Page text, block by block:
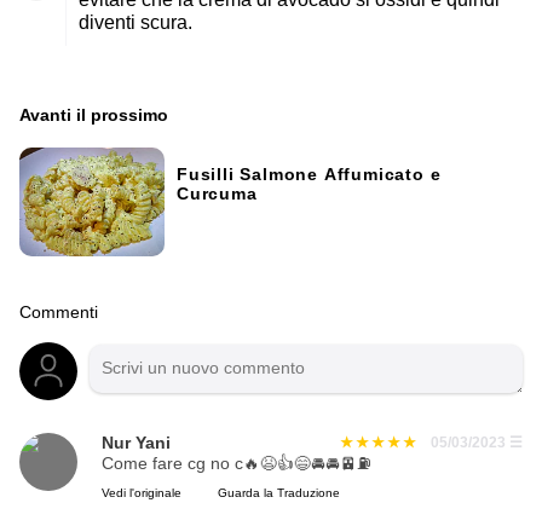
diventi scura.
Avanti il ​​prossimo
Fusilli Salmone Affumicato e
Curcuma
Commenti
Nur Yani 05/03/2023 ☰
Come fare cg no c🔥😫👍😄🚘🚘🚈⛽
Vedi l'originale Guarda la Traduzione